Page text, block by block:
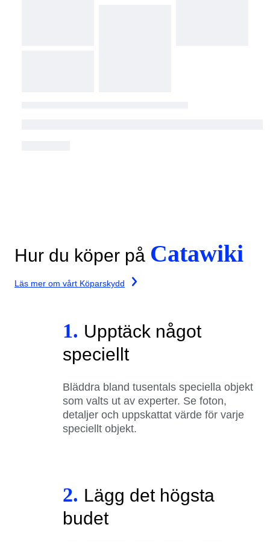
Hur du köper på Catawiki
Läs mer om vårt Köparskydd
1. Upptäck något
speciellt
Bläddra bland tusentals speciella objekt
som valts ut av experter. Se foton,
detaljer och uppskattat värde för varje
speciellt objekt.
2. Lägg det högsta
budet